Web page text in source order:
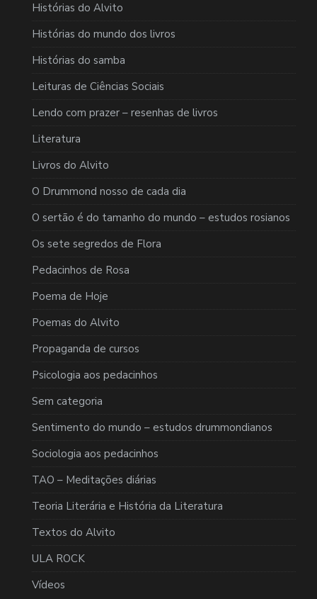
Histórias do Alvito
Histórias do mundo dos livros
Histórias do samba
Leituras de Ciências Sociais
Lendo com prazer – resenhas de livros
Literatura
Livros do Alvito
O Drummond nosso de cada dia
O sertão é do tamanho do mundo – estudos rosianos
Os sete segredos de Flora
Pedacinhos de Rosa
Poema de Hoje
Poemas do Alvito
Propaganda de cursos
Psicologia aos pedacinhos
Sem categoria
Sentimento do mundo – estudos drummondianos
Sociologia aos pedacinhos
TAO – Meditações diárias
Teoria Literária e História da Literatura
Textos do Alvito
ULA ROCK
Vídeos